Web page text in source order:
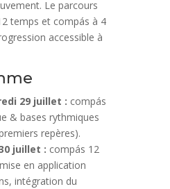
Le parcours
temps et compás à 4
accessible à
29 juillet : compás
& bases rythmiques
repères).
juillet : compás 12
en application
intégration du